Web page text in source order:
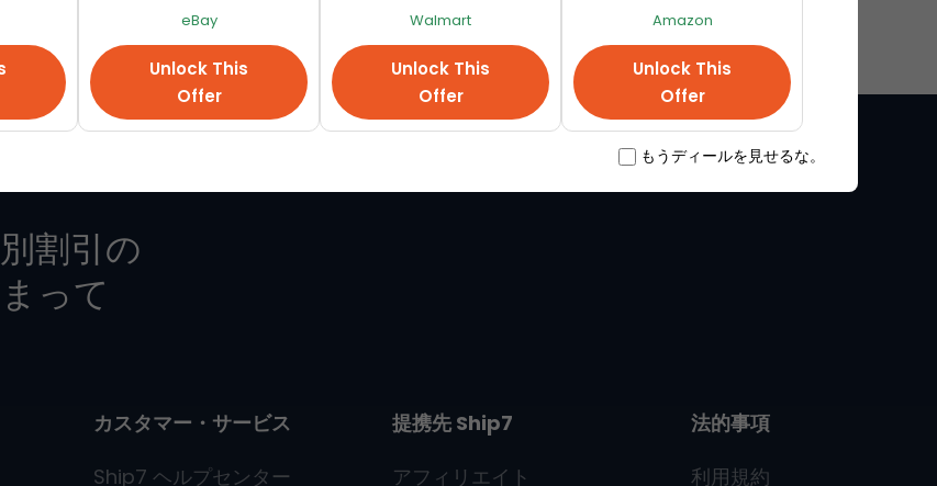
談を見るShip7メンバー
割引の
って
カスタマー・サービス
Ship7 ヘルプセンター
提携先 Ship7
アフィリエイト
法的事項
利用規約
eBay
Unlock This
Offer
Walmart
Unlock This
Offer
Amazon
Unlock This
Offer
もうディールを見せるな。